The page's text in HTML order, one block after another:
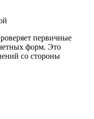
первичные
форм. Это
со стороны